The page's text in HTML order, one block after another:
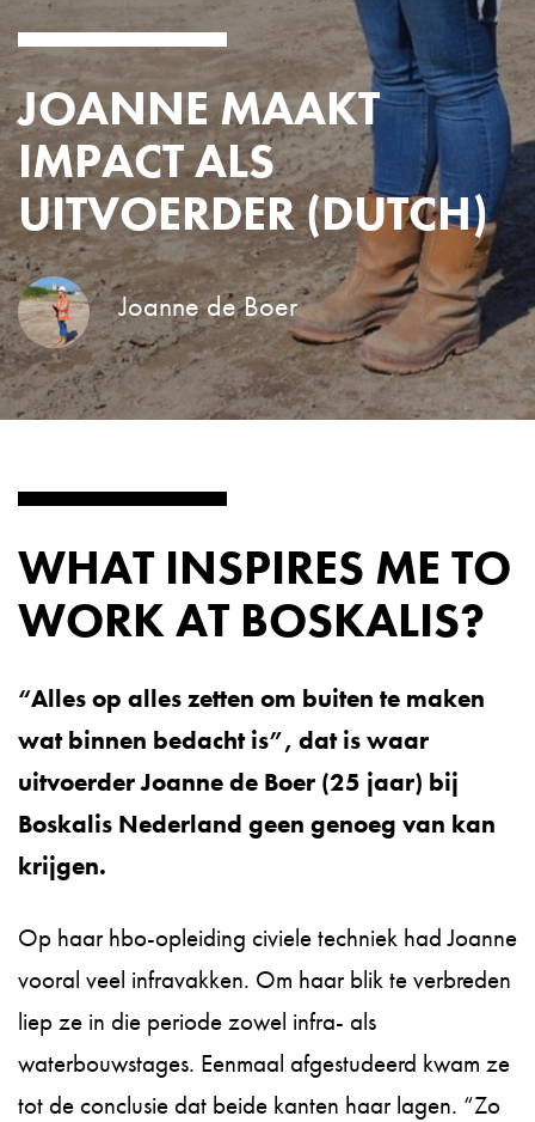
JOANNE MAAKT
IMPACT ALS
UITVOERDER (DUTCH)
Joanne de Boer
WHAT INSPIRES ME TO
WORK AT BOSKALIS?
“Alles op alles zetten om buiten te maken
wat binnen bedacht is”, dat is waar
uitvoerder Joanne de Boer (25 jaar) bij
Boskalis Nederland geen genoeg van kan
krijgen.
Op haar hbo-opleiding civiele techniek had Joanne
vooral veel infravakken. Om haar blik te verbreden
liep ze in die periode zowel infra- als
waterbouwstages. Eenmaal afgestudeerd kwam ze
tot de conclusie dat beide kanten haar lagen. “Zo